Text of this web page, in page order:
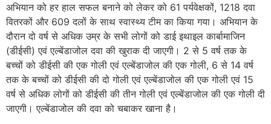
अभियान को हर हाल सफल बनाने को लेकर को 61 पर्यवेक्षकों, 1218 दवा
वितरकों और 609 दलों के साथ स्वास्थ्य टीम का किया गया। अभियान के
दौरान दो वर्ष से अधिक उम्र के सभी लोगों को डाई इथाइल कार्बामाजिन
(डीईसी) एवं एल्बेंडाजोल दवा की खुराक दी जाएगी। 2 से 5 वर्ष तक के
बच्चों को डीईसी की एक गोली एवं एल्बेंडाजोल की एक गोली, 6 से 14 वर्ष
तक के बच्चों को डीईसी की दो गोली एवं एल्बेंडाजोल की एक गोली एवं 15
वर्ष से अधिक लोगों को डीईसी की तीन गोली एवं एल्बेंडाजोल की एक गोली दी
जाएगी। एल्बेंडाजोल की दवा को चबाकर खाना है।